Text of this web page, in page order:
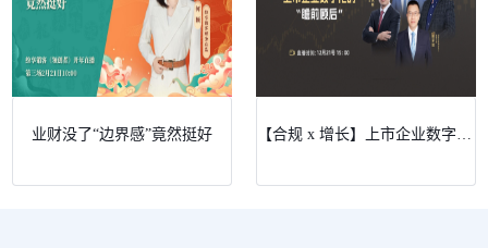
业财没了“边界感”竟然挺好 【合规 x 增长】上市企业数字化的“瞻前顾后”